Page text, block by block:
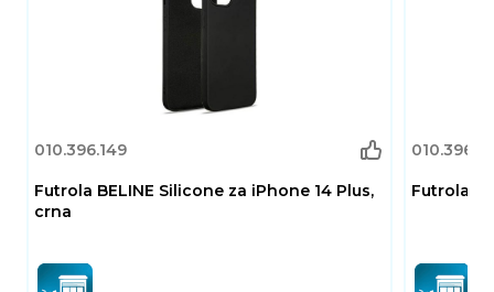
010.396.149
Futrola BELINE Silicone za iPhone 14 Plus,
crna
Futrola